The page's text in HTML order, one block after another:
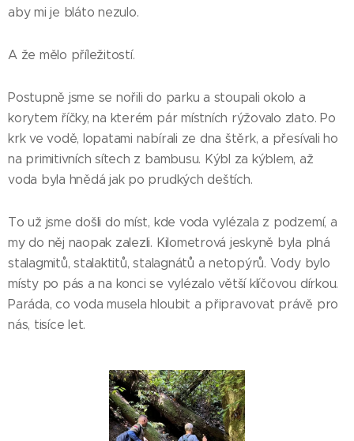
aby mi je bláto nezulo.
A že mělo příležitostí.
Postupně jsme se nořili do parku a stoupali okolo a
korytem říčky, na kterém pár místních rýžovalo zlato. Po
krk ve vodě, lopatami nabírali ze dna štěrk, a přesívali ho
na primitivních sítech z bambusu. Kýbl za kýblem, až
voda byla hnědá jak po prudkých deštích.
To už jsme došli do míst, kde voda vylézala z podzemí, a
my do něj naopak zalezli. Kilometrová jeskyně byla plná
stalagmitů, stalaktitů, stalagnátů a netopýrů. Vody bylo
místy po pás a na konci se vylézalo větší klíčovou dírkou.
Paráda, co voda musela hloubit a připravovat právě pro
nás, tisíce let.